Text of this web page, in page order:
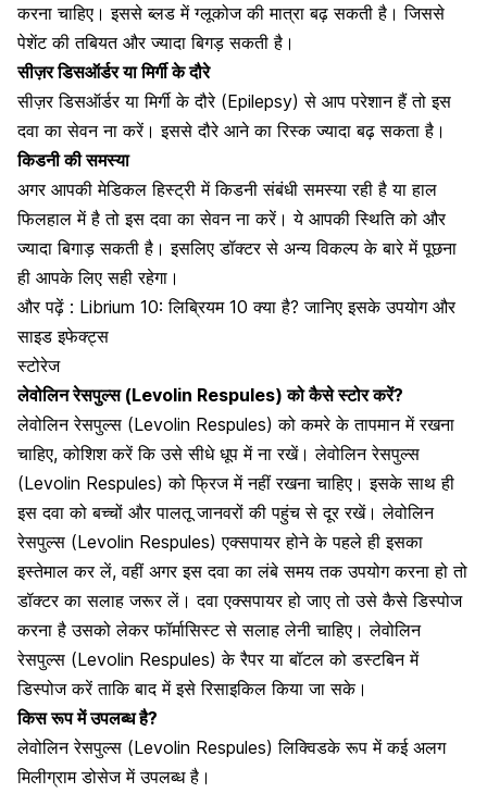
करना चाहिए। इससे ब्लड में ग्लूकोज की मात्रा बढ़ सकती है। जिससे
पेशेंट की तबियत और ज्यादा बिगड़ सकती है।
सीज़र डिसऑर्डर या मिर्गी के दौरे
सीज़र डिसऑर्डर या मिर्गी के दौरे (Epilepsy)से आप परेशान हैं तो इस
दवा का सेवन ना करें। इससे दौरे आने का रिस्क ज्यादा बढ़ सकता है।
किडनी की समस्या
अगर आपकी मेडिकल हिस्ट्री मेंकिडनी संबंधी समस्यारही है या हाल
फिलहाल में है तो इस दवा का सेवन ना करें। ये आपकी स्थिति को और
ज्यादा बिगाड़ सकती है। इसलिए डॉक्टर से अन्य विकल्प के बारे में पूछना
ही आपके लिए सही रहेगा।
और पढ़ें : Librium 10: लिब्रियम 10 क्या है? जानिए इसके उपयोग और
साइड इफेक्ट्स
स्टोरेज
लेवोलिन रेसपुल्स (Levolin Respules) को कैसे स्टोर करें?
लेवोलिन रेसपुल्स (Levolin Respules) को कमरे के तापमान में रखना
चाहिए, कोशिश करें कि उसे सीधे धूप में ना रखें। लेवोलिन रेसपुल्स
(Levolin Respules) को फ्रिज में नहीं रखना चाहिए। इसके साथ ही
इस दवा कोबच्चों और पालतू जानवरों की पहुंच से दूर रखें। लेवोलिन
रेसपुल्स (Levolin Respules) एक्सपायर होने के पहले ही इसका
इस्तेमाल कर लें, वहीं अगर इस दवा का लंबे समय तक उपयोग करना हो तो
डॉक्टर का सलाह जरूर लें। दवा एक्सपायर हो जाए तो उसे कैसे डिस्पोज
करना है उसको लेकर फॉर्मासिस्ट से सलाह लेनी चाहिए। लेवोलिन
रेसपुल्स (Levolin Respules) के रैपर या बॉटल को डस्टबिन में
डिस्पोज करें ताकि बाद में इसे रिसाइकिल किया जा सके।
किस रूप में उपलब्ध है?
लेवोलिन रेसपुल्स (Levolin Respules) लिक्विडके रूप में कई अलग
मिलीग्राम डोसेज में उपलब्ध है।